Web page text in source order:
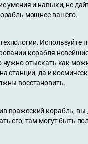
умения и навыки, не
мощнее вашего.
Используйте
корабля
нужно отыскать как
станции, да и
восстановить.
вражеский корабль,
его, там могут быть